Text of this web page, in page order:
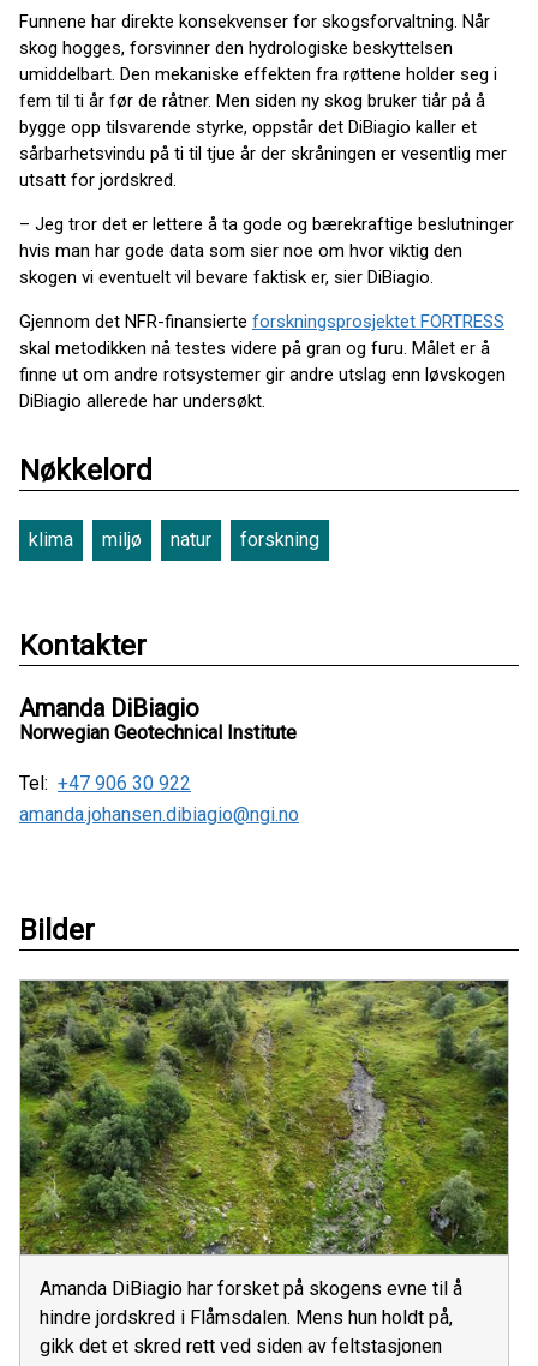
Funnene har direkte konsekvenser for skogsforvaltning. Når
skog hogges, forsvinner den hydrologiske beskyttelsen
umiddelbart. Den mekaniske effekten fra røttene holder seg i
fem til ti år før de råtner. Men siden ny skog bruker tiår på å
bygge opp tilsvarende styrke, oppstår det DiBiagio kaller et
sårbarhetsvindu på ti til tjue år der skråningen er vesentlig mer
utsatt for jordskred.
– Jeg tror det er lettere å ta gode og bærekraftige beslutninger
hvis man har gode data som sier noe om hvor viktig den
skogen vi eventuelt vil bevare faktisk er, sier DiBiagio.
Gjennom det NFR-finansierte forskningsprosjektet FORTRESS
skal metodikken nå testes videre på gran og furu. Målet er å
finne ut om andre rotsystemer gir andre utslag enn løvskogen
DiBiagio allerede har undersøkt.
Nøkkelord
klima miljø natur forskning
Kontakter
Amanda DiBiagio
Norwegian Geotechnical Institute
Tel: +47 906 30 922
amanda.johansen.dibiagio@ngi.no
Bilder
Amanda DiBiagio har forsket på skogens evne til å
hindre jordskred i Flåmsdalen. Mens hun holdt på,
gikk det et skred rett ved siden av feltstasjonen